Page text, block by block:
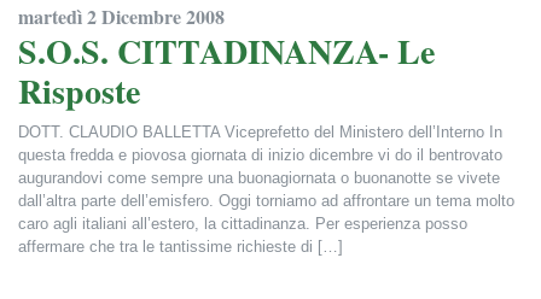
martedì 2 Dicembre 2008
S.O.S. CITTADINANZA- Le
Risposte
DOTT. CLAUDIO BALLETTA Viceprefetto del Ministero dell’Interno In
questa fredda e piovosa giornata di inizio dicembre vi do il bentrovato
augurandovi come sempre una buonagiornata o buonanotte se vivete
dall’altra parte dell’emisfero. Oggi torniamo ad affrontare un tema molto
caro agli italiani all’estero, la cittadinanza. Per esperienza posso
affermare che tra le tantissime richieste di […]